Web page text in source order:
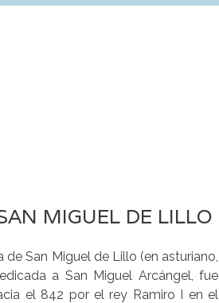
MIGUEL DE LILLO
de San Miguel de Lillo (en asturiano,
a San Miguel Arcángel, fue
el 842 por el rey Ramiro I en el